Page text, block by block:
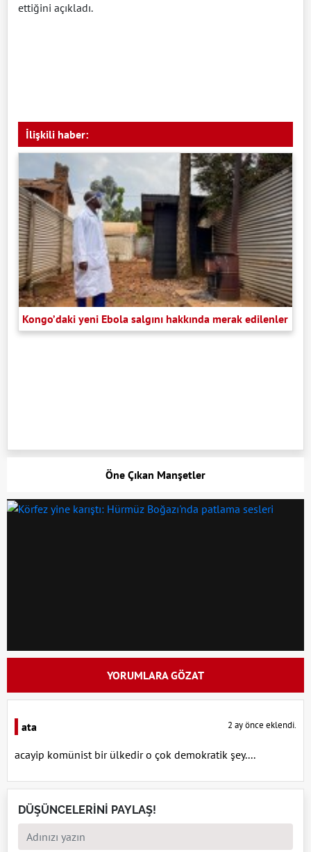
ettiğini açıkladı.
İlişkili haber:
Kongo’daki yeni Ebola salgını hakkında merak edilenler
Öne Çıkan Manşetler
YORUMLARA GÖZAT
ata 2 ay önce eklendi.
acayip komünist bir ülkedir o çok demokratik şey....
DÜŞÜNCELERİNİ PAYLAŞ!